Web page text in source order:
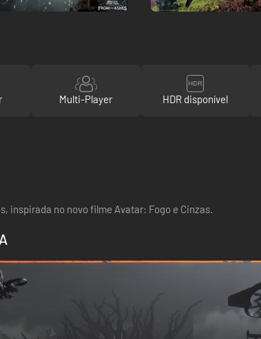
Multi-Player HDR disponível
inspirada no novo filme Avatar: Fogo e Cinzas.